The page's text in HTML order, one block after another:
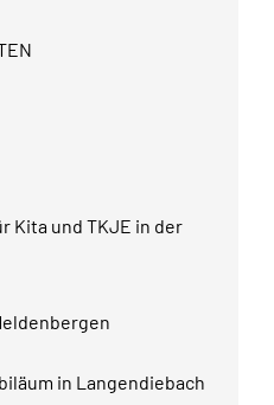
Kita und TKJE in der
in Langendiebach